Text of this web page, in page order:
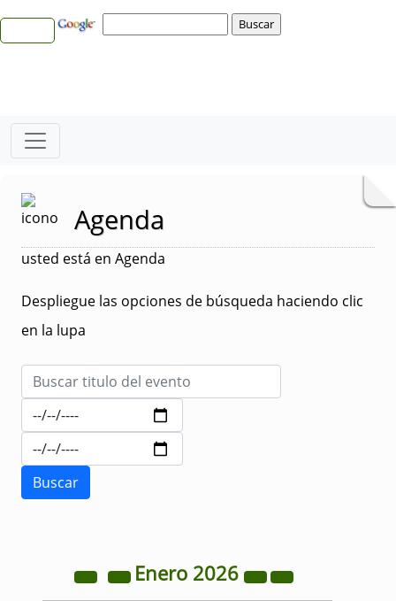
Agenda
usted está en Agenda
Despliegue las opciones de búsqueda haciendo clic
en la lupa
Enero 2026